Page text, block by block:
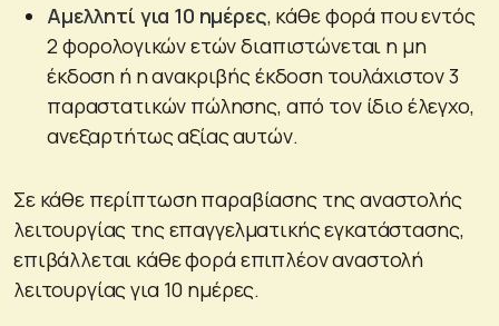
Αμελλητί για 10 ημέρες, κάθε φορά που εντός
2 φορολογικών ετών διαπιστώνεται η μη
έκδοση ή η ανακριβής έκδοση τουλάχιστον 3
παραστατικών πώλησης, από τον ίδιο έλεγχο,
ανεξαρτήτως αξίας αυτών.
Σε κάθε περίπτωση παραβίασης της αναστολής
λειτουργίας της επαγγελματικής εγκατάστασης,
επιβάλλεται κάθε φορά επιπλέον αναστολή
λειτουργίας για 10 ημέρες.